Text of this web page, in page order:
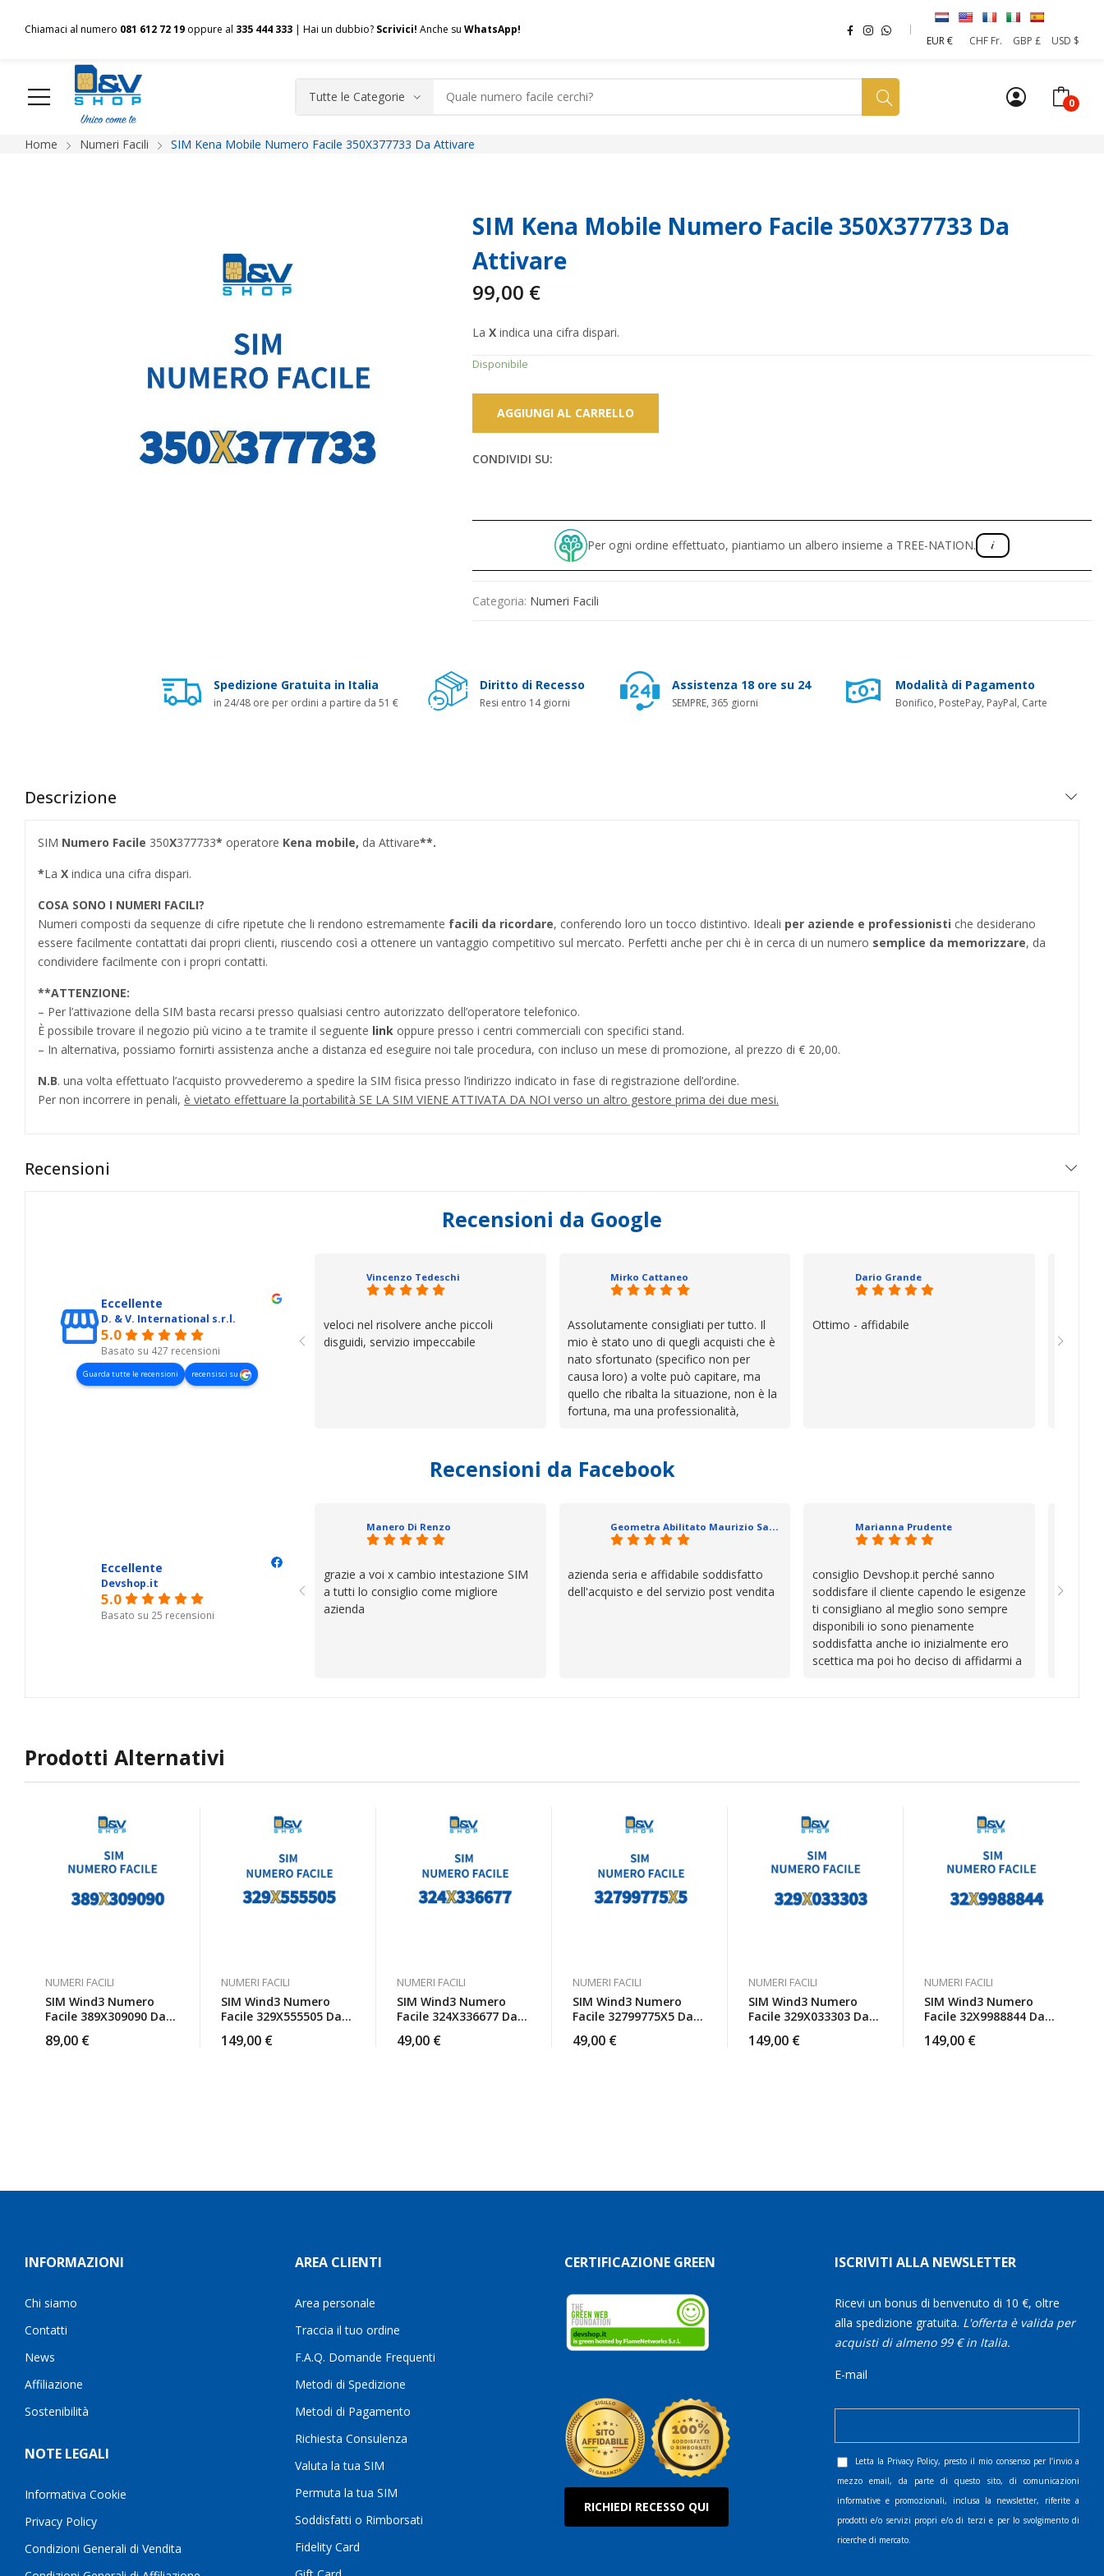
Chiamaci al numero 081 612 72 19 oppure al 335 444 333 | Hai un dubbio? Scrivici! Anche su WhatsApp!
EUR €
CHF Fr. GBP £ USD $
0
HOME Chi siamo Shop Spedizioni Pagamenti F.A.Q. Contatti
Home Numeri Facili SIM Kena Mobile Numero Facile 350X377733 Da Attivare
SIM Kena Mobile Numero Facile 350X377733 Da
Attivare
99,00 €
La X indica una cifra dispari.
Disponibile
AGGIUNGI AL CARRELLO
CONDIVIDI SU:
Per ogni ordine effettuato, piantiamo un albero insieme a TREE-NATION.
Categoria: Numeri Facili
Spedizione Gratuita in Italia
in 24/48 ore per ordini a partire da 51 €
Diritto di Recesso
Resi entro 14 giorni
Assistenza 18 ore su 24
SEMPRE, 365 giorni
Modalità di Pagamento
Bonifico, PostePay, PayPal, Carte
Descrizione
SIM Numero Facile 350X377733* operatore Kena mobile, da Attivare**.
*La X indica una cifra dispari.
COSA SONO I NUMERI FACILI?
Numeri composti da sequenze di cifre ripetute che li rendono estremamente facili da ricordare, conferendo loro un tocco distintivo. Ideali per aziende e professionisti che desiderano
essere facilmente contattati dai propri clienti, riuscendo così a ottenere un vantaggio competitivo sul mercato. Perfetti anche per chi è in cerca di un numero semplice da memorizzare, da
condividere facilmente con i propri contatti.
**ATTENZIONE:
– Per l’attivazione della SIM basta recarsi presso qualsiasi centro autorizzato dell’operatore telefonico.
È possibile trovare il negozio più vicino a te tramite il seguente link oppure presso i centri commerciali con specifici stand.
– In alternativa, possiamo fornirti assistenza anche a distanza ed eseguire noi tale procedura, con incluso un mese di promozione, al prezzo di € 20,00.
N.B. una volta effettuato l’acquisto provvederemo a spedire la SIM fisica presso l’indirizzo indicato in fase di registrazione dell’ordine.
Per non incorrere in penali, è vietato effettuare la portabilità SE LA SIM VIENE ATTIVATA DA NOI verso un altro gestore prima dei due mesi.
Recensioni
Recensioni da Google
Eccellente
D. & V. International s.r.l.
5.0
Basato su 427 recensioni
Guarda tutte le recensioni recensisci su
Vincenzo Tedeschi
veloci nel risolvere anche piccoli
disguidi, servizio impeccabile
Mirko Cattaneo
Assolutamente consigliati per tutto. Il
mio è stato uno di quegli acquisti che è
nato sfortunato (specifico non per
causa loro) a volte può capitare, ma
quello che ribalta la situazione, non è la
fortuna, ma una professionalità,
cose. Be', io qui è proprio quello che ho
trovato, un atteggiamento che va oltre
se avete bisogno siete in ottime mani.
Dario Grande
Ottimo - affidabile
vera
Recensioni da Facebook
Eccellente
Devshop.it
5.0
Basato su 25 recensioni
Manero Di Renzo
grazie a voi x cambio intestazione SIM
a tutti lo consiglio come migliore
azienda
Geometra Abilitato Maurizio Sammartano
azienda seria e affidabile soddisfatto
dell'acquisto e del servizio post vendita
Marianna Prudente
consiglio Devshop.it perché sanno
soddisfare il cliente capendo le esigenze
ti consigliano al meglio sono sempre
disponibili io sono pienamente
soddisfatta anche io inizialmente ero
scettica ma poi ho deciso di affidarmi a
cambio
Prodotti Alternativi
NUMERI FACILI
SIM Wind3 Numero
Facile 389X309090 Da
89,00 €
NUMERI FACILI
SIM Wind3 Numero
Facile 329X555505 Da
149,00 €
NUMERI FACILI
SIM Wind3 Numero
Facile 324X336677 Da
49,00 €
NUMERI FACILI
SIM Wind3 Numero
Facile 32799775X5 Da
49,00 €
NUMERI FACILI
SIM Wind3 Numero
Facile 329X033303 Da
149,00 €
NUMERI FACILI
SIM Wind3 Numero
Facile 32X9988844 Da
149,00 €
INFORMAZIONI
Chi siamo
Contatti
News
Affiliazione
Sostenibilità
NOTE LEGALI
Informativa Cookie
Privacy Policy
Condizioni Generali di Vendita
AREA CLIENTI
Area personale
Traccia il tuo ordine
F.A.Q. Domande Frequenti
Metodi di Spedizione
Metodi di Pagamento
Richiesta Consulenza
Valuta la tua SIM
Permuta la tua SIM
Soddisfatti o Rimborsati
Fidelity Card
CERTIFICAZIONE GREEN
RICHIEDI RECESSO QUI
ISCRIVITI ALLA NEWSLETTER
Ricevi un bonus di benvenuto di 10 €, oltre
alla spedizione gratuita. L'offerta è valida per
acquisti di almeno 99 € in Italia.
E-mail
Letta la Privacy Policy, presto il mio consenso per l’invio a
mezzo email, da parte di questo sito, di comunicazioni
informative e promozionali, inclusa la newsletter, riferite a
prodotti e/o servizi propri e/o di terzi e per lo svolgimento di
ricerche di mercato.